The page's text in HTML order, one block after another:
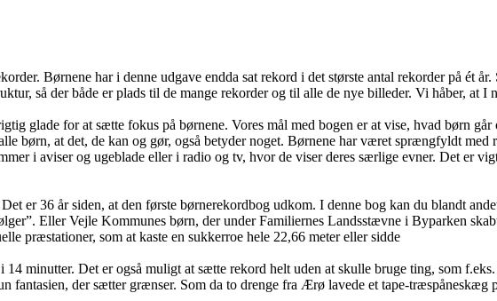
Børnene har i denne udgave endda sat rekord i det største antal rekorder på ét
så der både er plads til de mange rekorder og til alle de nye billeder. Vi håber, at I
glade for at sætte fokus på børnene. Vores mål med bogen er at vise, hvad børn
børn, at det, de kan og gør, også betyder noget. Børnene har været sprængfyldt
i aviser og ugeblade eller i radio og tv, hvor de viser deres særlige evner. Det er
er 36 år siden, at den første børnerekordbog udkom. I denne bog kan du blandt
Eller Vejle Kommunes børn, der under Familiernes Landsstævne i Byparken
præstationer, som at kaste en sukkerroe hele 22,66 meter eller sidde
minutter. Det er også muligt at sætte rekord helt uden at skulle bruge ting, som
fantasien, der sætter grænser. Som da to drenge fra Ærø lavede et tape-træspåneskæg